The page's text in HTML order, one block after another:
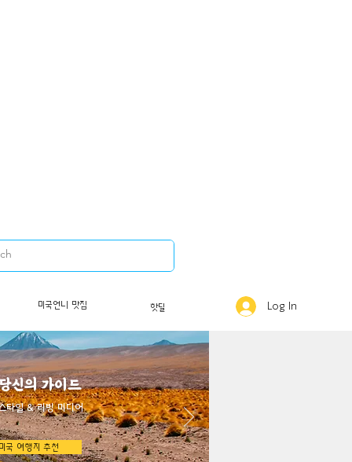
신의 가이드
타일 & 리빙 미디어
미국 여행지 추천
미국언니 맛집 핫딜 Log In